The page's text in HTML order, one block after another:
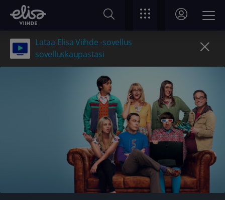
Lataa Elisa Viihde -sovellus
sovelluskaupastasi